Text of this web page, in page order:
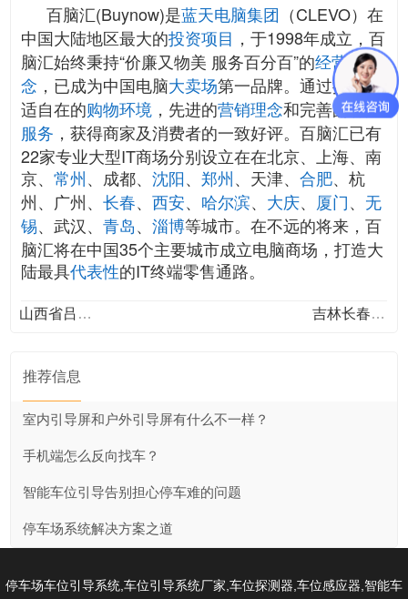
百脑汇(Buynow)是蓝天电脑集团
（CLEVO）在
中国大陆地区最大的投资项目 ，于1998年成立，百
脑汇始终秉持“价廉又物美 服务百分百”的经营理
念 ，已成为中国电脑大卖场第一品牌。通过提供舒
适自在的购物环境，先进的营销理念和完善的客户
服务 ，获得商家及消费者的一致好评。百脑汇已有
22家专业大型IT商场分别设立在在北京、上海、南
京、
常州 、成都、 沈阳 、 郑州 、天津、 合肥、杭
州、广州、
长春、 西安、 哈尔滨、 大庆、 厦门 、
无
锡、武汉、 青岛 、 淄博等城市。在不远的将来，百
脑汇将在中国35个主要城市成立电脑商场，打造大
陆最具代表性的IT终端零售通路。
山西省吕梁市孝义市居义街（孝义中学停车场... 吉林长春绿园区合众商务广场
推荐信息
室内引导屏和户外引导屏有什么不一样？
手机端怎么反向找车？
智能车位引导告别担心停车难的问题
停车场系统解决方案之道
停车场车位引导系统 车位引导系统厂家 车位探测器 车位感应器 智能车